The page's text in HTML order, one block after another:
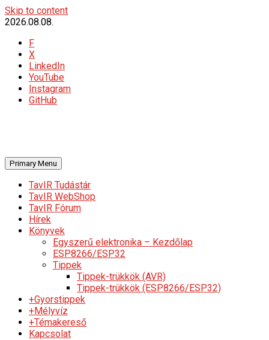
Skip to content
2026.08.08.
F
X
LinkedIn
YouTube
Instagram
GitHub
Primary Menu
TavIR Tudástár
TavIR WebShop
TavIR Fórum
Hírek
Könyvek
Egyszerű elektronika – Kezdőlap
ESP8266/ESP32
Tippek
Tippek-trükkök (AVR)
Tippek-trükkök (ESP8266/ESP32)
+Gyorstippek
+Mélyvíz
+Témakereső
Kapcsolat